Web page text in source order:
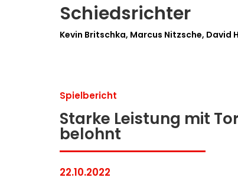
Schiedsrichter
Kevin Britschka, Marcus Nitzsche, David
Spielbericht
Starke Leistung mit
belohnt
22.10.2022